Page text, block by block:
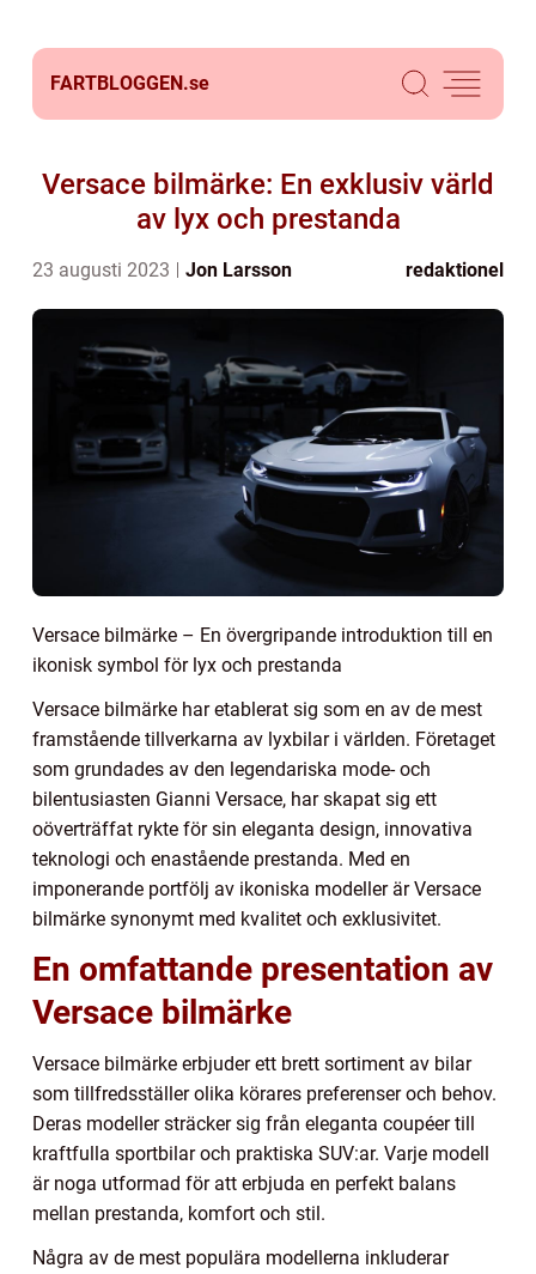
FARTBLOGGEN.se
Versace bilmärke: En exklusiv värld
av lyx och prestanda
23 augusti 2023 Jon Larsson redaktionel
Versace bilmärke – En övergripande introduktion till en
ikonisk symbol för lyx och prestanda
Versace bilmärke har etablerat sig som en av de mest
framstående tillverkarna av lyxbilar i världen. Företaget
som grundades av den legendariska mode- och
bilentusiasten Gianni Versace, har skapat sig ett
oöverträffat rykte för sin eleganta design, innovativa
teknologi och enastående prestanda. Med en
imponerande portfölj av ikoniska modeller är Versace
bilmärke synonymt med kvalitet och exklusivitet.
En omfattande presentation av
Versace bilmärke
Versace bilmärke erbjuder ett brett sortiment av bilar
som tillfredsställer olika körares preferenser och behov.
Deras modeller sträcker sig från eleganta coupéer till
kraftfulla sportbilar och praktiska SUV:ar. Varje modell
är noga utformad för att erbjuda en perfekt balans
mellan prestanda, komfort och stil.
Några av de mest populära modellerna inkluderar